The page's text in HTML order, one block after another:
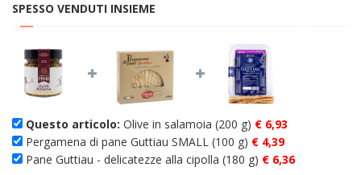
SPESSO VENDUTI INSIEME
Questo articolo: Olive in salamoia (200 g) € 6,93
Pergamena di pane Guttiau SMALL (100 g) € 4,39
Pane Guttiau - delicatezze alla cipolla (180 g) € 6,36